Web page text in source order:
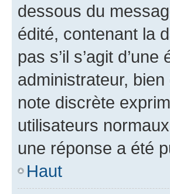
dessous du
édité, contenant la
pas s’il s’agit
administrateur, bien
note discrète
utilisateurs
une réponse a été
Haut